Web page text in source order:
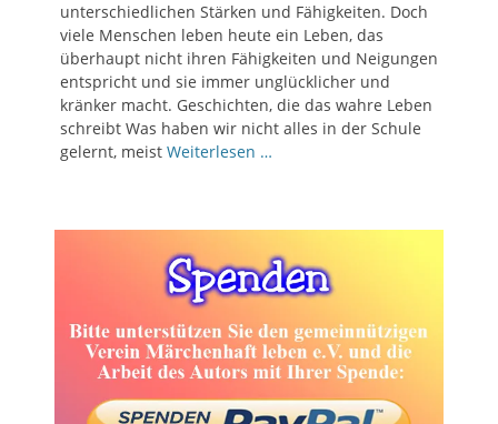
unterschiedlichen Stärken und Fähigkeiten. Doch
viele Menschen leben heute ein Leben, das
überhaupt nicht ihren Fähigkeiten und Neigungen
entspricht und sie immer unglücklicher und
kränker macht. Geschichten, die das wahre Leben
schreibt Was haben wir nicht alles in der Schule
gelernt, meist Weiterlesen …